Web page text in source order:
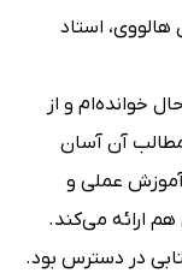
استاد
خوانده‌ام و از
آن آسان
عملی و
ارائه می‌کند.
در دسترس بود.